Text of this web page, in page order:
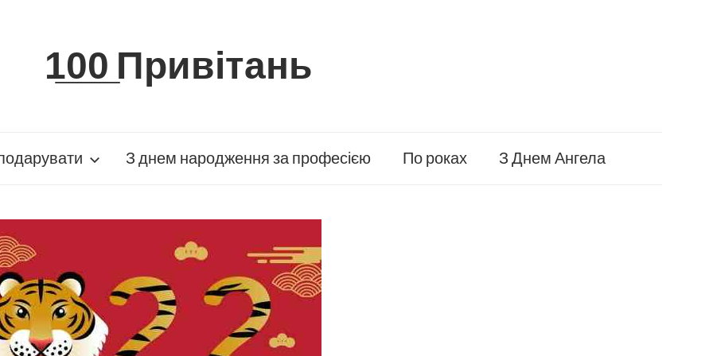
1̲0̲0̲ Привітань
З днем народження за професією По роках З Днем Ангела